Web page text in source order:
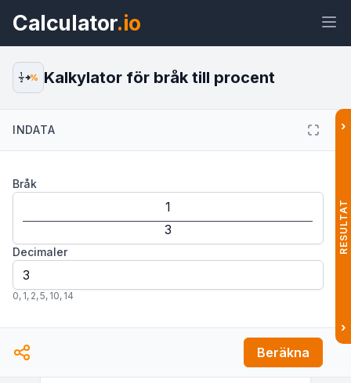
Calculator.io
till procent Widget
1
2
% Kalkylator för bråk till procent
INDATA
Bråk
Decimaler
0, 1, 2,5, 10, 14
Beräkna
›
RESULTAT
›